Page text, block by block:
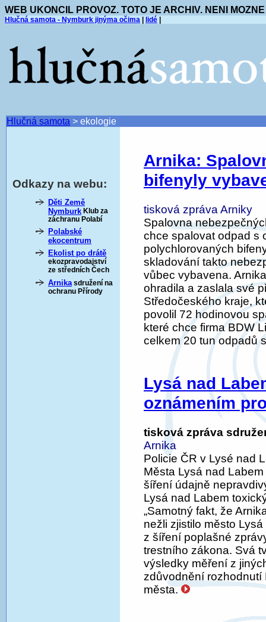
WEB UKONCIL PROVOZ. TOTO JE ARCHIV. NENI
Hlučná samota - Nymburk jinýma očima lidé
Hlučná samota > ekologie
Odkazy na webu:
Děti Země
Nymburk Klub za
záchranu Polabí
Polabské
ekocentrum
Ekolist po drátě
ekozpravodajství
ze středních Čech
Arnika sdružení na
ochranu Přírody
Arnika:
bifenyly
tisková zpráva Arniky
Spalovna
chce spalovat odpad s
polychlorovaných
skladování takto
vůbec vybavena.
ohradila a zaslala své
Středočeského kraje,
povolil 72 hodinovou
které chce firma BDW
celkem 20 tun odpadů
Lysá nad
oznámením
tisková zpráva
Arnika
Policie ČR v Lysé nad
Města Lysá nad
šíření údajně
Lysá nad Labem
„Samotný fakt, že
nežli zjistilo město
z šíření poplašné
trestního zákona. Svá
výsledky měření z
zdůvodnění rozhodnutí
města.